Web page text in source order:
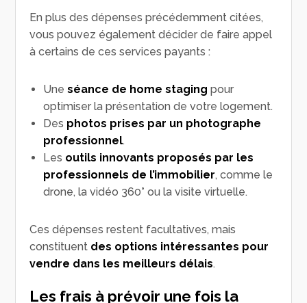
En plus des dépenses précédemment citées,
vous pouvez également décider de faire appel
à certains de ces services payants :
Uneséance de home staging pour
optimiser la présentation de votre logement.
Des photos prises par un photographe
professionnel.
Les outils innovants proposés par les
professionnels de l’immobilier, comme le
drone, la vidéo 360° ou la visite virtuelle.
Ces dépenses restent facultatives, mais
constituent des options intéressantes pour
vendre dans les meilleurs délais.
Les frais à prévoir une fois la